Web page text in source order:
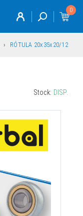
0
RÓTULA 20x35x20/12
Stock: DISP.